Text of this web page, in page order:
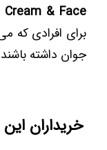
Cream & Face
برای افرادی که
جوان داشته
خریداران